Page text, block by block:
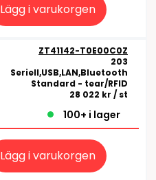
Lägg i varukorgen
ZT41142-T0E00C0Z
203
Seriell,USB,LAN,Bluetooth
Standard - tear/RFID
28 022 kr / st
100+ i lager
Lägg i varukorgen